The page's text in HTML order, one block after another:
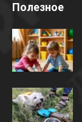
Полезное